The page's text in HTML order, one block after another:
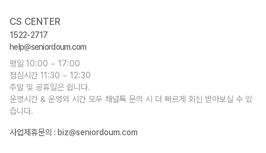
CS CENTER
1522-2717
help@seniordoum.com
평일 10:00 ~ 17:00
점심시간 11:30 ~ 12:30
주말 및 공휴일은 쉽니다.
운영시간 & 운영외 시간 모두 채널톡 문의 시 더 빠르게 회신 받아보실 수 있
습니다.
사업제휴문의 : biz@seniordoum.com